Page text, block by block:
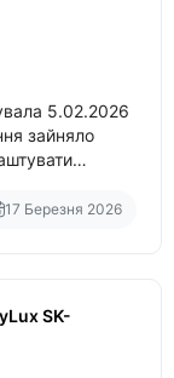
5.02.2026
17 Березня 2026
SK-